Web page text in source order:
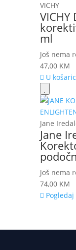
VICHY
ml
Još nema
47,00 KM
U
Jane
Jane
Još nema
74,00 KM